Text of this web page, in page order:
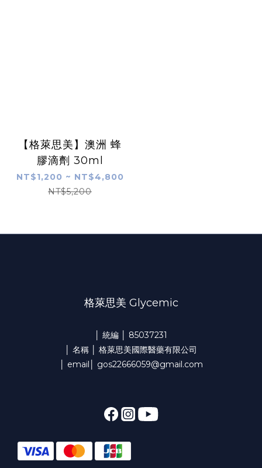
【格萊思美】澳洲 蜂
膠滴劑 30ml
NT$1,200 ~ NT$4,800
NT$5,200
格萊思美 Glycemic
│ 統編 │ 85037231
│ 名稱 │ 格萊思美國際醫藥有限公司
│ email│ gos22666059@gmail.com